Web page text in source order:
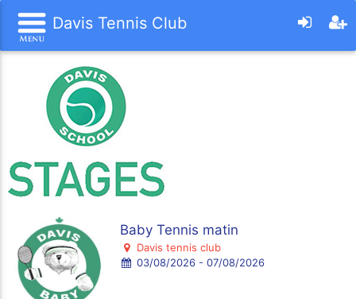
Davis Tennis Club
Baby Tennis matin
Davis tennis club
03/08/2026 - 07/08/2026